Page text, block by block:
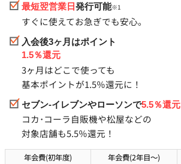
最短翌営業日発行可能※1
すぐに使えてお急ぎでも安心。
入会後3ヶ月はポイント
1.5％還元
3ヶ月はどこで使っても
基本ポイントが1.5％還元に！
セブン‐イレブンやローソンで5.5％還元
コカ･コーラ自販機や松屋などの
対象店舗も5.5％還元！
年会費(初年度) 年会費(2年目～)